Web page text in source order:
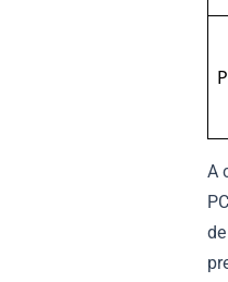
A